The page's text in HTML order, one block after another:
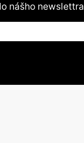
nášho newslettra